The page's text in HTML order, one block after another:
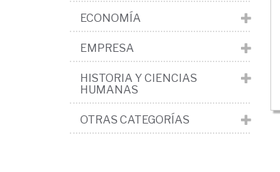
ECONOMÍA
EMPRESA
HISTORIA Y CIENCIAS
HUMANAS
OTRAS CATEGORÍAS